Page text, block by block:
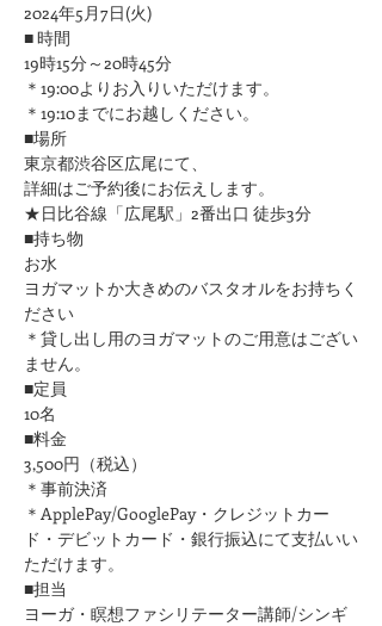
2024年5月7日(火)
■ 時間
19時15分～20時45分
＊19:00よりお入りいただけます。
＊19:10までにお越しください。
■場所
東京都渋谷区広尾にて、
詳細はご予約後にお伝えします。
★日比谷線「広尾駅」2番出口 徒歩3分
■持ち物
お水
ヨガマットか大きめのバスタオルをお持ちく
ださい
＊貸し出し用のヨガマットのご用意はござい
ません。
■定員
10名
■料金
3,500円（税込）
＊事前決済
＊ApplePay/GooglePay・クレジットカー
ド・デビットカード・銀行振込にて支払いい
ただけます。
■担当
ヨーガ・瞑想ファシリテーター講師/シンギ